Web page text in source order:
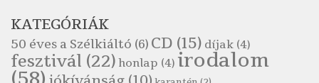
Pákolitz István: Altató
Szélkiáltó
Pákolitz István: Bakarasz
Szélkiáltó
KATEGÓRIÁK
50 éves a Szélkiáltó (6) CD (15) díjak (4)
fesztivál (22) honlap (4) irodalom